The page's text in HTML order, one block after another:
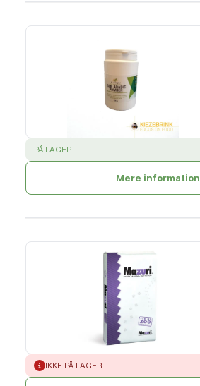
SUCCESS
PÅ LAGER
Mere information
ERROR:
IKKE PÅ LAGER